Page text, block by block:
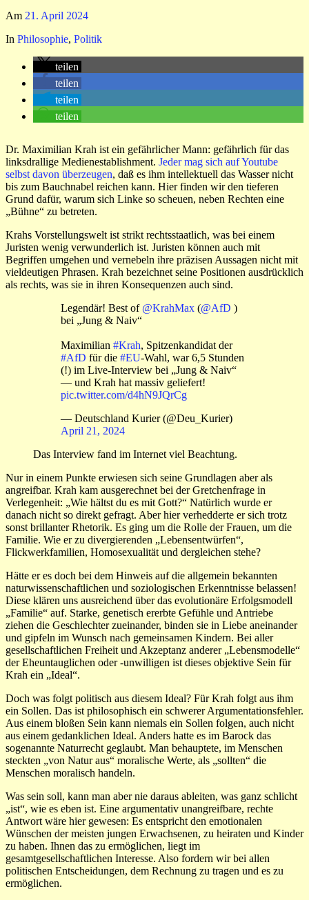
Am 21. April 2024
In Philosophie, Politik
teilen
teilen
teilen
teilen
Dr. Maximilian Krah ist ein gefährlicher Mann: gefährlich für das
linksdrallige Medienestablishment. Jeder mag sich auf Youtube
selbst davon überzeugen, daß es ihm intellektuell das Wasser nicht
bis zum Bauchnabel reichen kann. Hier finden wir den tieferen
Grund dafür, warum sich Linke so scheuen, neben Rechten eine
„Bühne“ zu betreten.
Krahs Vorstellungswelt ist strikt rechtsstaatlich, was bei einem
Juristen wenig verwunderlich ist. Juristen können auch mit
Begriffen umgehen und vernebeln ihre präzisen Aussagen nicht mit
vieldeutigen Phrasen. Krah bezeichnet seine Positionen ausdrücklich
als rechts, was sie in ihren Konsequenzen auch sind.
Legendär! Best of @KrahMax (@AfD )
bei „Jung & Naiv“
Maximilian #Krah, Spitzenkandidat der
#AfD für die #EU-Wahl, war 6,5 Stunden
(!) im Live-Interview bei „Jung & Naiv“
— und Krah hat massiv geliefert!
pic.twitter.com/d4hN9JQrCg
— Deutschland Kurier (@Deu_Kurier)
April 21, 2024
Das Interview fand im Internet viel Beachtung.
Nur in einem Punkte erwiesen sich seine Grundlagen aber als
angreifbar. Krah kam ausgerechnet bei der Gretchenfrage in
Verlegenheit: „Wie hältst du es mit Gott?“ Natürlich wurde er
danach nicht so direkt gefragt. Aber hier verhedderte er sich trotz
sonst brillanter Rhetorik. Es ging um die Rolle der Frauen, um die
Familie. Wie er zu divergierenden „Lebensentwürfen“,
Flickwerkfamilien, Homosexualität und dergleichen stehe?
Hätte er es doch bei dem Hinweis auf die allgemein bekannten
naturwissenschaftlichen und soziologischen Erkenntnisse belassen!
Diese klären uns ausreichend über das evolutionäre Erfolgsmodell
„Familie“ auf. Starke, genetisch ererbte Gefühle und Antriebe
ziehen die Geschlechter zueinander, binden sie in Liebe aneinander
und gipfeln im Wunsch nach gemeinsamen Kindern. Bei aller
gesellschaftlichen Freiheit und Akzeptanz anderer „Lebensmodelle“
der Eheuntauglichen oder -unwilligen ist dieses objektive Sein für
Krah ein „Ideal“.
Doch was folgt politisch aus diesem Ideal? Für Krah folgt aus ihm
ein Sollen. Das ist philosophisch ein schwerer Argumentationsfehler.
Aus einem bloßen Sein kann niemals ein Sollen folgen, auch nicht
aus einem gedanklichen Ideal. Anders hatte es im Barock das
sogenannte Naturrecht geglaubt. Man behauptete, im Menschen
steckten „von Natur aus“ moralische Werte, als „sollten“ die
Menschen moralisch handeln.
Was sein soll, kann man aber nie daraus ableiten, was ganz schlicht
„ist“, wie es eben ist. Eine argumentativ unangreifbare, rechte
Antwort wäre hier gewesen: Es entspricht den emotionalen
Wünschen der meisten jungen Erwachsenen, zu heiraten und Kinder
zu haben. Ihnen das zu ermöglichen, liegt im
gesamtgesellschaftlichen Interesse. Also fordern wir bei allen
politischen Entscheidungen, dem Rechnung zu tragen und es zu
ermöglichen.